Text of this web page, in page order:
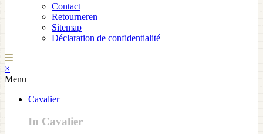
Contact
Retourneren
Sitemap
Déclaration de confidentialité
×
Menu
Cavalier
In Cavalier